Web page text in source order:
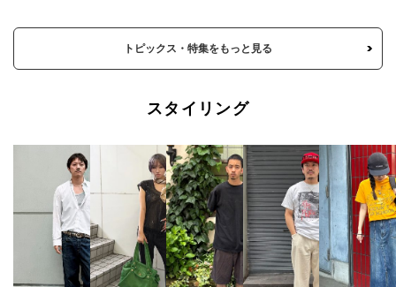
トピックス・特集をもっと見る
スタイリング